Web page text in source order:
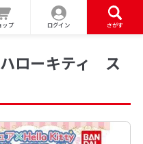
ップ ログイン さがす
ローキティ ス